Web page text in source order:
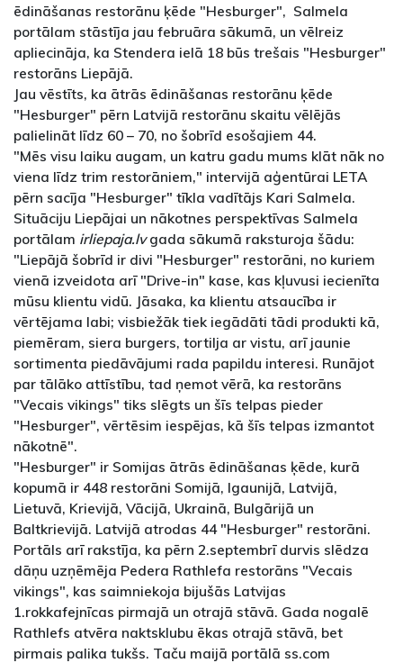
ēdināšanas restorānu ķēde "Hesburger", Salmela
portālam stāstīja jau februāra sākumā, un vēlreiz
apliecināja, ka Stendera ielā 18 būs trešais "Hesburger"
restorāns Liepājā.
Jau vēstīts, ka ātrās ēdināšanas restorānu ķēde
"Hesburger" pērn Latvijā restorānu skaitu vēlējās
palielināt līdz 60 – 70, no šobrīd esošajiem 44.
"Mēs visu laiku augam, un katru gadu mums klāt nāk no
viena līdz trim restorāniem," intervijā aģentūrai LETA
pērn sacīja "Hesburger" tīkla vadītājs Kari Salmela.
Situāciju Liepājai un nākotnes perspektīvas Salmela
portālam irliepaja.lvgada sākumā raksturoja šādu:
"Liepājā šobrīd ir divi "Hesburger" restorāni, no kuriem
vienā izveidota arī "Drive-in" kase, kas kļuvusi iecienīta
mūsu klientu vidū. Jāsaka, ka klientu atsaucība ir
vērtējama labi; visbiežāk tiek iegādāti tādi produkti kā,
piemēram, siera burgers, tortilja ar vistu, arī jaunie
sortimenta piedāvājumi rada papildu interesi. Runājot
par tālāko attīstību, tad ņemot vērā, ka restorāns
"Vecais vikings" tiks slēgts un šīs telpas pieder
"Hesburger", vērtēsim iespējas, kā šīs telpas izmantot
nākotnē".
"Hesburger" ir Somijas ātrās ēdināšanas ķēde, kurā
kopumā ir 448 restorāni Somijā, Igaunijā, Latvijā,
Lietuvā, Krievijā, Vācijā, Ukrainā, Bulgārijā un
Baltkrievijā. Latvijā atrodas 44 "Hesburger" restorāni.
Portāls arī rakstīja, ka pērn 2.septembrī durvis slēdza
dāņu uzņēmēja Pedera Rathlefa restorāns "Vecais
vikings", kas saimniekoja bijušās Latvijas
1.rokkafejnīcas pirmajā un otrajā stāvā. Gada nogalē
Rathlefs atvēra naktsklubu ēkas otrajā stāvā, bet
pirmais palika tukšs. Taču maijā portālā ss.com